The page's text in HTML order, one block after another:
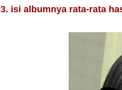
3. isi albumnya rata-rata